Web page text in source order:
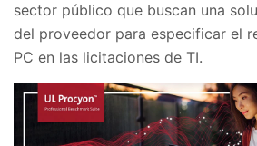
sector público que buscan una
del proveedor para especificar el
PC en las licitaciones de TI.